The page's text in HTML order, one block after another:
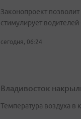
Законопроект
стимулирует
сегодня, 06:24
Владивосток
Температура воздуха в